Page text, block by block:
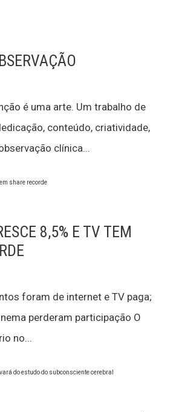
é uma arte. Um trabalho de
conteúdo, criatividade,
clínica...
8,5% E TV TEM
foram de internet e TV paga;
perderam participação O
no...